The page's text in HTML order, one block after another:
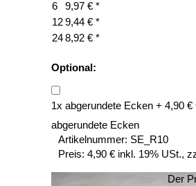
6
9,97 € *
129,44 € *
248,92 € *
Optional:
1x abgerundete Ecken + 4,90 €
abgerundete Ecken
Artikelnummer: SE_R10
Preis: 4,90 € inkl. 19% USt.,
Der